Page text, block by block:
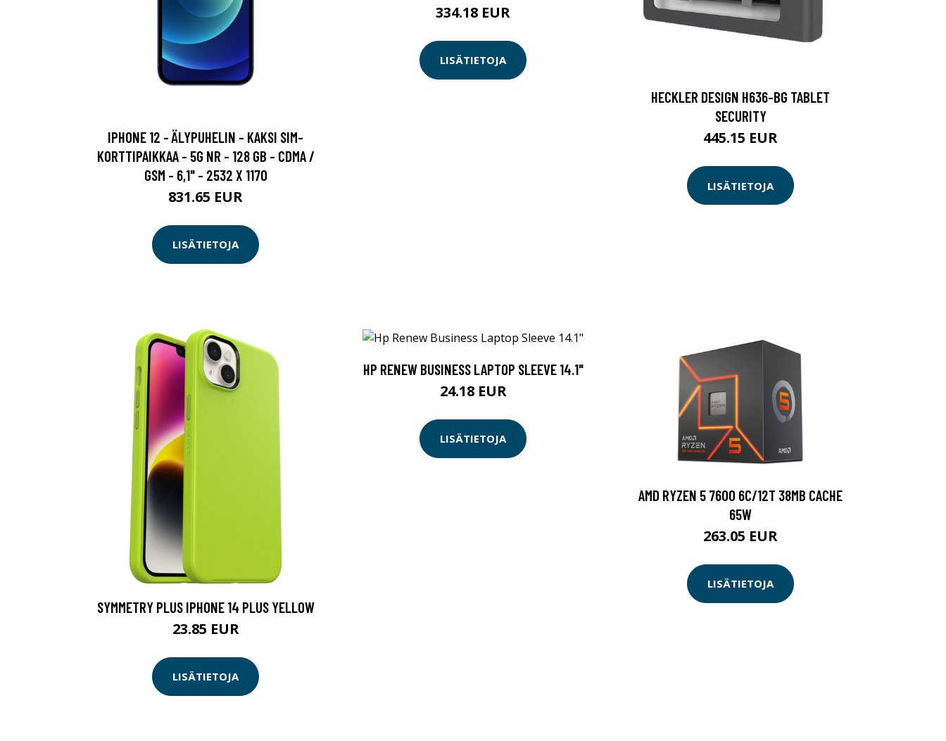
IPHONE 12 - ÄLYPUHELIN - KAKSI SIM-
KORTTIPAIKKAA - 5G NR - 128 GB - CDMA /
GSM - 6,1" - 2532 X 1170
831.65 EUR
LISÄTIETOJA
334.18 EUR
LISÄTIETOJA
HECKLER DESIGN H636-BG TABLET
SECURITY
445.15 EUR
LISÄTIETOJA
SYMMETRY PLUS IPHONE 14 PLUS YELLOW
23.85 EUR
LISÄTIETOJA
HP RENEW BUSINESS LAPTOP SLEEVE 14.1"
24.18 EUR
LISÄTIETOJA
AMD RYZEN 5 7600 6C/12T 38MB CACHE
65W
263.05 EUR
LISÄTIETOJA